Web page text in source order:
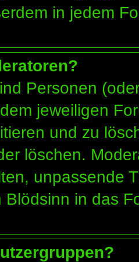
in jedem
Personen
jeweiligen
und zu
löschen.
unpassende
Blödsinn in das